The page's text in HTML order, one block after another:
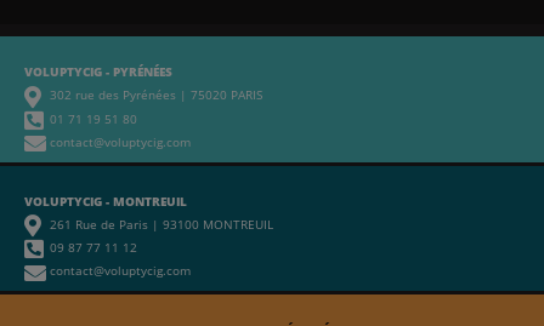
VOLUPTYCIG - PYRÉNÉES
302 rue des Pyrénées | 75020 PARIS
01 71 19 51 80
contact@voluptycig.com
VOLUPTYCIG - MONTREUIL
261 Rue de Paris | 93100 MONTREUIL
09 87 77 11 12
contact@voluptycig.com